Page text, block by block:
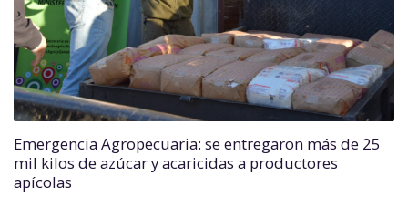
Emergencia Agropecuaria: se entregaron más de 25
mil kilos de azúcar y acaricidas a productores
apícolas